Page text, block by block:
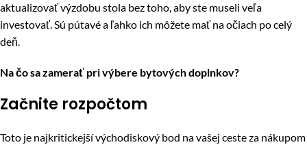
aktualizovať výzdobu stola bez toho, aby ste museli veľa
investovať. Sú pútavé a ľahko ich môžete mať na očiach po celý
deň.
Na čo sa zamerať pri výbere bytových doplnkov?
Začnite rozpočtom
Toto je najkritickejší východiskový bod na vašej ceste za nákupom